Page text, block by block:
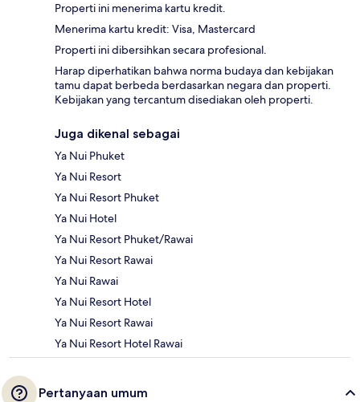
Properti ini menerima kartu kredit.
Menerima kartu kredit: Visa, Mastercard
Properti ini dibersihkan secara profesional.
Harap diperhatikan bahwa norma budaya dan kebijakan
tamu dapat berbeda berdasarkan negara dan properti.
Kebijakan yang tercantum disediakan oleh properti.
Juga dikenal sebagai
Ya Nui Phuket
Ya Nui Resort
Ya Nui Resort Phuket
Ya Nui Hotel
Ya Nui Resort Phuket/Rawai
Ya Nui Resort Rawai
Ya Nui Rawai
Ya Nui Resort Hotel
Ya Nui Resort Rawai
Ya Nui Resort Hotel Rawai
Pertanyaan umum